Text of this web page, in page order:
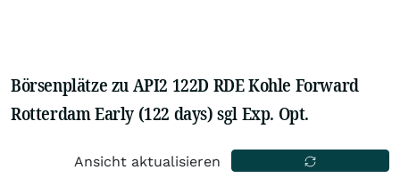
Börsenplätze zu API2 122D RDE Kohle Forward
Rotterdam Early (122 days) sgl Exp. Opt.
Ansicht aktualisieren